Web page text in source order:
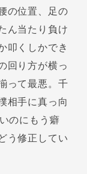
の位置、足の
ん当たり負け
叩くしかでき
回り方が横っ
って最悪。千
相手に真っ向
のにもう癖
う修正してい